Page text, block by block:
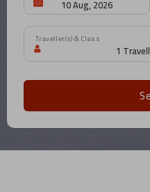
Traveller(s) & Class